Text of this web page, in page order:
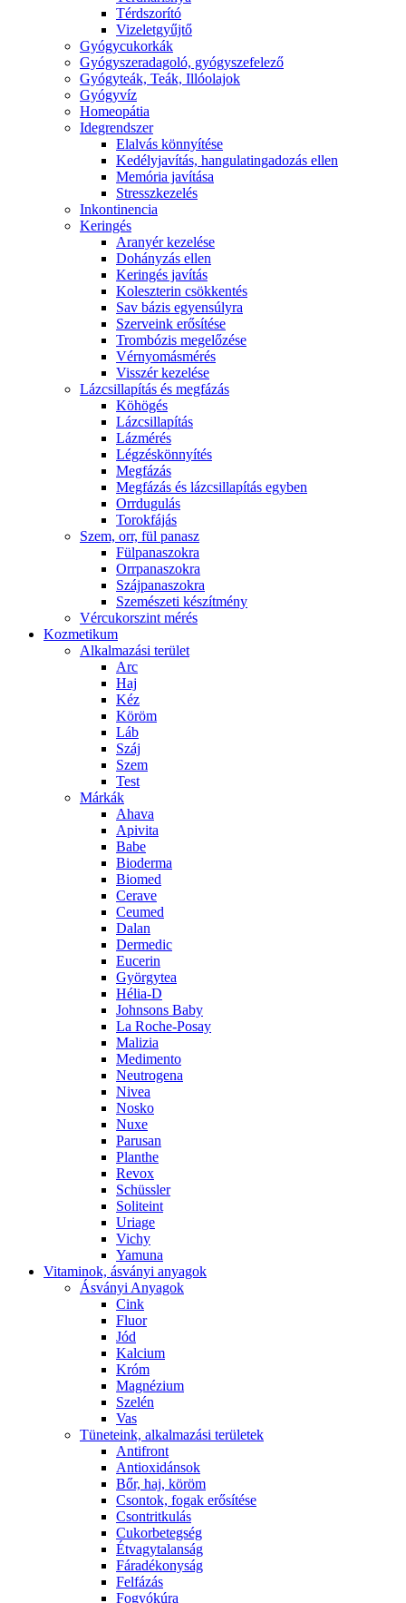
Térdszorító
Vizeletgyűjtő
Gyógycukorkák
Gyógyszeradagoló, gyógyszefelező
Gyógyteák, Teák, Illóolajok
Gyógyvíz
Homeopátia
Idegrendszer
Elalvás könnyítése
Kedélyjavítás, hangulatingadozás ellen
Memória javítása
Stresszkezelés
Inkontinencia
Keringés
Aranyér kezelése
Dohányzás ellen
Keringés javítás
Koleszterin csökkentés
Sav bázis egyensúlyra
Szerveink erősítése
Trombózis megelőzése
Vérnyomásmérés
Visszér kezelése
Lázcsillapítás és megfázás
Köhögés
Lázcsillapítás
Lázmérés
Légzéskönnyítés
Megfázás
Megfázás és lázcsillapítás egyben
Orrdugulás
Torokfájás
Szem, orr, fül panasz
Fülpanaszokra
Orrpanaszokra
Szájpanaszokra
Szemészeti készítmény
Vércukorszint mérés
Kozmetikum
Alkalmazási terület
Arc
Haj
Kéz
Köröm
Láb
Száj
Szem
Test
Márkák
Ahava
Apivita
Babe
Bioderma
Biomed
Cerave
Ceumed
Dalan
Dermedic
Eucerin
Györgytea
Hélia-D
Johnsons Baby
La Roche-Posay
Malizia
Medimento
Neutrogena
Nivea
Nosko
Nuxe
Parusan
Planthe
Revox
Schüssler
Soliteint
Uriage
Vichy
Yamuna
Vitaminok, ásványi anyagok
Ásványi Anyagok
Cink
Fluor
Jód
Kalcium
Króm
Magnézium
Szelén
Vas
Tüneteink, alkalmazási területek
Antifront
Antioxidánsok
Bőr, haj, köröm
Csontok, fogak erősítése
Csontritkulás
Cukorbetegség
Étvagytalanság
Fáradékonyság
Felfázás
Fogyókúra